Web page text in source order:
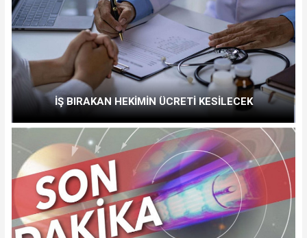
İŞ BIRAKAN HEKİMİN ÜCRETİ KESİLECEK